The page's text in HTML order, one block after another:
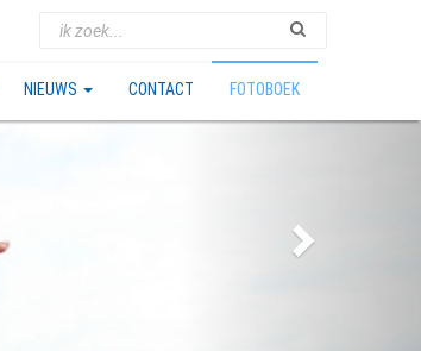
NIEUWS CONTACT FOTOBOEK